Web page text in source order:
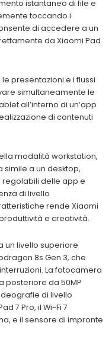
istantaneo di file e
toccando i
di accedere a un
da Xiaomi Pad
presentazioni e i flussi
simultaneamente le
all’interno di un’app
di contenuti
modalità workstation,
simile a un desktop,
regolabili delle app e
di livello
rende Xiaomi
e creatività.
un livello superiore
8s Gen 3, che
La fotocamera
posteriore da 50MP
di livello
7 Pro, il Wi-Fi 7
e il sensore di impronte